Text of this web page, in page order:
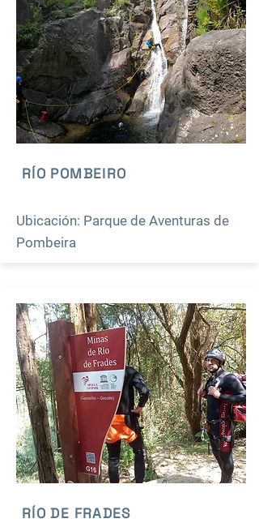
RÍO POMBEIRO
Ubicación: Parque de Aventuras de
Pombeira
RÍO DE FRADES